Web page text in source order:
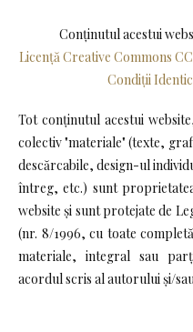
Conținutul acestui
Licență Creative Commons
Condiții
Tot conținutul acestui
colectiv "materiale" (texte,
descărcabile, design-ul
întreg, etc.) sunt
website și sunt protejate de
(nr. 8/1996, cu toate
materiale, integral sau
acordul scris al autorului și/